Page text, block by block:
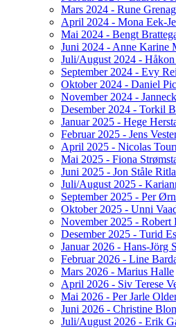
Mars 2024 - Rune
April 2024 - Mona Eek-
Mai 2024 - Bengt
Juni 2024 - Anne Karine
Juli/August 2024 - Håkon
September 2024 - Evy
Oktober 2024 - Daniel
November 2024 -
Desember 2024 - Torkil
Januar 2025 - Hege
Februar 2025 - Jens
April 2025 - Nicolas
Mai 2025 - Fiona
Juni 2025 - Jon Ståle
Juli/August 2025 -
September 2025 - Per
Oktober 2025 - Unni
November 2025 - Robert
Desember 2025 - Turid
Januar 2026 - Hans-Jörg
Februar 2026 - Line
Mars 2026 - Marius Halle
April 2026 - Siv Terese
Mai 2026 - Per Jarle
Juni 2026 - Christine
Juli/August 2026 - Erik